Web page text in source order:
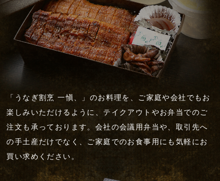
「うなぎ割烹 一愼、」のお料理を、ご家庭や会社でもお
楽しみいただけるように、テイクアウトやお弁当でのご
注文も承っております。会社の会議用弁当や、取引先へ
の手土産だけでなく、ご家庭でのお食事用にも気軽にお
買い求めください。